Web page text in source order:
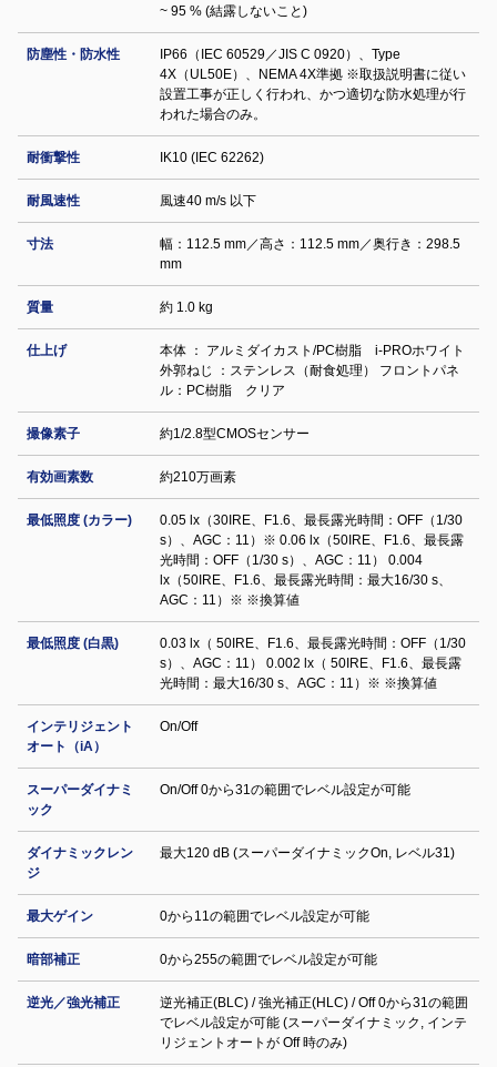
~ 95 % (結露しないこと)
防塵性・防水性
IP66（IEC 60529／JIS C 0920）、Type
4X（UL50E）、NEMA 4X準拠 ※取扱説明書に従い
設置工事が正しく行われ、かつ適切な防水処理が行
われた場合のみ。
耐衝撃性 IK10 (IEC 62262)
耐風速性 風速40 m/s 以下
寸法
幅：112.5 mm／高さ：112.5 mm／奥行き：298.5
mm
質量 約 1.0 kg
仕上げ
本体 ： アルミダイカスト/PC樹脂 i-PROホワイト
外郭ねじ ：ステンレス（耐食処理） フロントパネ
ル：PC樹脂 クリア
撮像素子 約1/2.8型CMOSセンサー
有効画素数 約210万画素
最低照度 (カラー)
0.05 lx（30IRE、F1.6、最長露光時間：OFF（1/30
s）、AGC：11）※ 0.06 lx（50IRE、F1.6、最長露
光時間：OFF（1/30 s）、AGC：11） 0.004
lx（50IRE、F1.6、最長露光時間：最大16/30 s、
AGC：11）※ ※換算値
最低照度 (白黒)
0.03 lx（ 50IRE、F1.6、最長露光時間：OFF（1/30
s）、AGC：11） 0.002 lx（ 50IRE、F1.6、最長露
光時間：最大16/30 s、AGC：11）※ ※換算値
インテリジェント
オート（iA）
On/Off
スーパーダイナミ
ック
On/Off 0から31の範囲でレベル設定が可能
ダイナミックレン
ジ
最大120 dB (スーパーダイナミックOn, レベル31)
最大ゲイン 0から11の範囲でレベル設定が可能
暗部補正 0から255の範囲でレベル設定が可能
逆光／強光補正
逆光補正(BLC) / 強光補正(HLC) / Off 0から31の範囲
でレベル設定が可能 (スーパーダイナミック, インテ
リジェントオートが Off 時のみ)